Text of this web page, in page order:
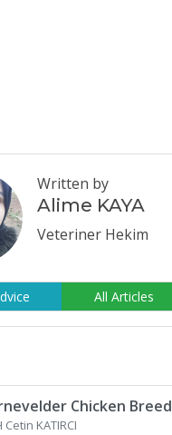
Written by
Alime KAYA
Veteriner Hekim
All Articles
Chicken Breed
Cetin KATIRCI